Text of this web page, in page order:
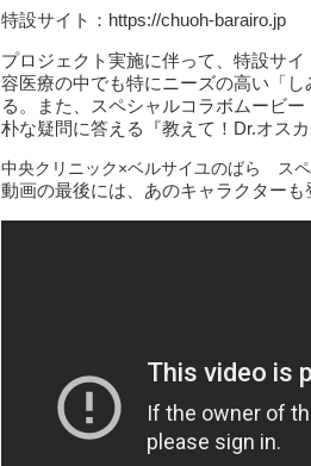
特設サイト：https://chuoh-barairo.jp
プロジェクト実施に伴って、特設サ
容医療の中でも特にニーズの高い「
る。また、スペシャルコラボムービ
朴な疑問に答える『教えて！Dr.オス
中央クリニック×ベルサイユのばら ス
動画の最後には、あのキャラクターも